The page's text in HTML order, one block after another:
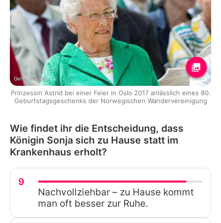
Getty Images
Prinzessin Astrid bei einer Feier in Oslo 2017 anlässlich eines 80.
Geburtstagsgeschenks der Norwegischen Wandervereinigung
Wie findet ihr die Entscheidung, dass
Königin Sonja sich zu Hause statt im
Krankenhaus erholt?
9
Nachvollziehbar – zu Hause kommt
man oft besser zur Ruhe.